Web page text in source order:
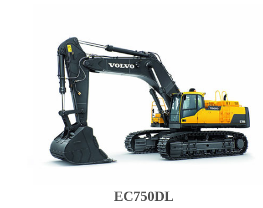
沥青摊铺机
其他进口配件
EC750DL